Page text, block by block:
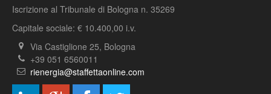
Iscrizione al Tribunale di Bologna n. 35269
Capitale sociale: € 10.400,00 i.v.
Via Castiglione 25, Bologna
+39 051 6560011
rienergia@staffettaonline.com